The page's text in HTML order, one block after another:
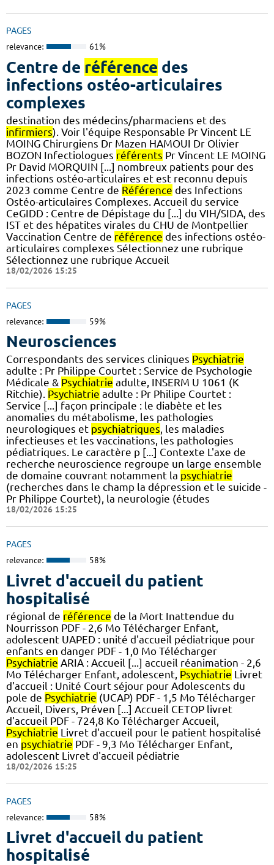
PAGES
relevance: 61%
Centre de référence des
infections ostéo-articulaires
complexes
destination des médecins/pharmaciens et des
infirmiers). Voir l'équipe Responsable Pr Vincent LE
MOING Chirurgiens Dr Mazen HAMOUI Dr Olivier
BOZON Infectiologues référents Pr Vincent LE MOING
Pr David MORQUIN [...] nombreux patients pour des
infections ostéo-articulaires et est reconnu depuis
2023 comme Centre de Référence des Infections
Ostéo-articulaires Complexes. Accueil du service
CeGIDD : Centre de Dépistage du [...] du VIH/SIDA, des
IST et des hépatites virales du CHU de Montpellier
Vaccination Centre de référence des infections ostéo-
articulaires complexes Sélectionnez une rubrique
Sélectionnez une rubrique Accueil
18/02/2026 15:25
PAGES
relevance: 59%
Neurosciences
Correspondants des services cliniques Psychiatrie
adulte : Pr Philippe Courtet : Service de Psychologie
Médicale & Psychiatrie adulte, INSERM U 1061 (K
Ritchie). Psychiatrie adulte : Pr Philipe Courtet :
Service [...] façon principale : le diabète et les
anomalies du métabolisme, les pathologies
neurologiques et psychiatriques, les maladies
infectieuses et les vaccinations, les pathologies
pédiatriques. Le caractère p [...] Contexte L'axe de
recherche neuroscience regroupe un large ensemble
de domaine couvrant notamment la psychiatrie
(recherches dans le champ la dépression et le suicide -
Pr Philippe Courtet), la neurologie (études
18/02/2026 15:25
PAGES
relevance: 58%
Livret d'accueil du patient
hospitalisé
régional de référence de la Mort Inattendue du
Nourrisson PDF - 2,6 Mo Télécharger Enfant,
adolescent UAPED : unité d'accueil pédiatrique pour
enfants en danger PDF - 1,0 Mo Télécharger
Psychiatrie ARIA : Accueil [...] accueil réanimation - 2,6
Mo Télécharger Enfant, adolescent, Psychiatrie Livret
d'accueil : Unité Court séjour pour Adolescents du
pole de Psychiatrie (UCAP) PDF - 1,5 Mo Télécharger
Accueil, Divers, Préven [...] Accueil CETOP livret
d'accueil PDF - 724,8 Ko Télécharger Accueil,
Psychiatrie Livret d'accueil pour le patient hospitalisé
en psychiatrie PDF - 9,3 Mo Télécharger Enfant,
adolescent Livret d'accueil pédiatrie
18/02/2026 15:25
PAGES
relevance: 58%
Livret d'accueil du patient
hospitalisé